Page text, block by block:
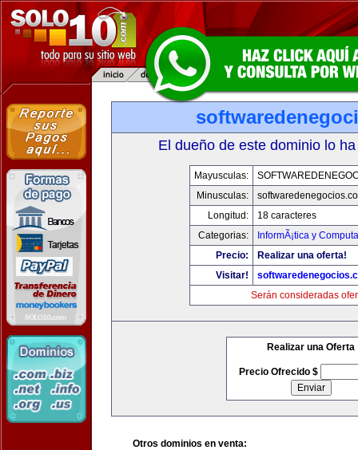
El dueño de este dominio lo
Mayusculas:
Minusculas:
Longitud:
18 caracteres
Categorias:
InformÃ¡tica y
Precio:
Realizar una oferta!
Visitar!
Serán consideradas
Realizar una Oferta
Precio Ofrecido $
Otros dominios en venta: